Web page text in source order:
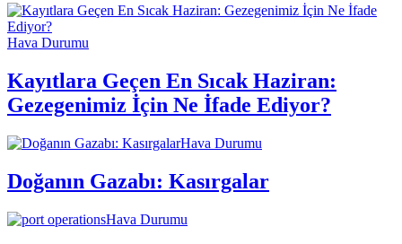
Hava Durumu
Kayıtlara Geçen En Sıcak Haziran:
Gezegenimiz İçin Ne İfade Ediyor?
Hava Durumu
Doğanın Gazabı: Kasırgalar
Hava Durumu